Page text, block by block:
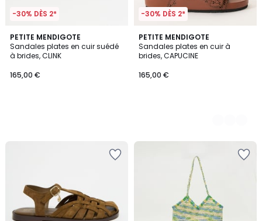
-30% DÈS 2*
PETITE MENDIGOTE
Sandales plates en cuir suédé
à brides, CLINK
165,00 €
-30% DÈS 2*
PETITE MENDIGOTE
Sandales plates en cuir à
brides, CAPUCINE
165,00 €
2
Couleurs